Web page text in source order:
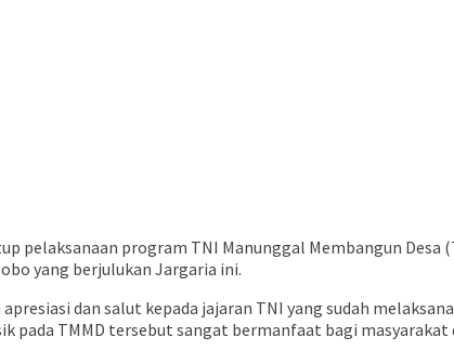
pelaksanaan program TNI Manunggal Membangun Desa
yang berjulukan Jargaria ini.
dan salut kepada jajaran TNI yang sudah
pada TMMD tersebut sangat bermanfaat bagi masyarakat